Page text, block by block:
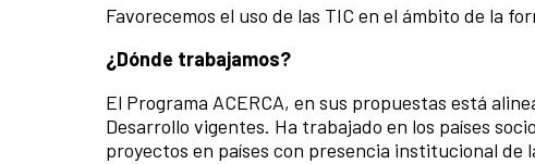
Favorecemos el uso de las TIC en el ámbito de la
¿Dónde trabajamos?
El Programa ACERCA, en sus propuestas está
Desarrollo vigentes. Ha trabajado en los países
proyectos en países con presencia institucional de